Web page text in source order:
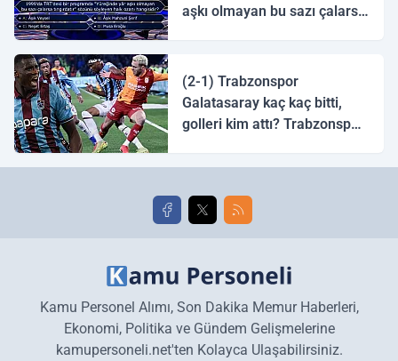
aşkı olmayan bu sazı çalarsa
(2-1) Trabzonspor
Galatasaray kaç kaç bitti,
golleri kim attı? Trabzonspor
golleri!
Kamu Personel Alımı, Son Dakika Memur Haberleri,
Ekonomi, Politika ve Gündem Gelişmelerine
kamupersoneli.net'ten Kolayca Ulaşabilirsiniz.